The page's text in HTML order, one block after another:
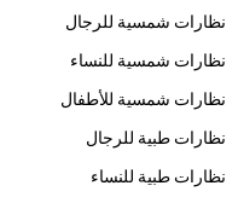
نظارات شمسية للرجال
نظارات شمسية للنساء
نظارات شمسية للأطفال
نظارات طبية للرجال
نظارات طبية للنساء